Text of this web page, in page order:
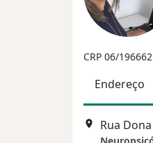
CRP 06/196662
Endereço